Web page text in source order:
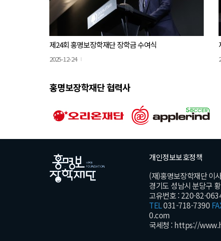
제24회 홍명보장학재단 장학금 수여식
2025-12-24
홍명보장학재단 협력사
개인정보보호정책
(재)홍명보장학재단 이
경기도 성남시 분당구
고유번호 : 220-82-
TEL031-718-7390
0.com
국세청 : https://